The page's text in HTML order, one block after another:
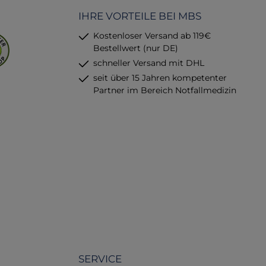
IHRE VORTEILE BEI MBS
Kostenloser Versand ab 119€
Bestellwert (nur DE)
schneller Versand mit DHL
seit über 15 Jahren kompetenter
Partner im Bereich Notfallmedizin
SERVICE